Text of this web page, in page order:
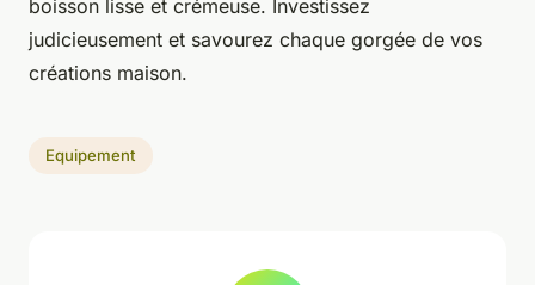
boisson lisse et crémeuse. Investissez
judicieusement et savourez chaque gorgée de vos
créations maison.
Equipement